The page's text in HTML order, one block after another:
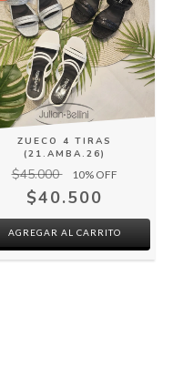
ZUECO 4 TIRAS
(21.AMBA.26)
$45.000 10% OFF
$40.500
AGREGAR AL CARRITO